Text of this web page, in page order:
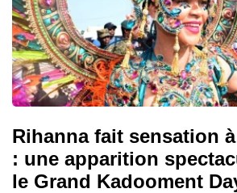
Rihanna fait sensation
: une apparition
le Grand Kadooment